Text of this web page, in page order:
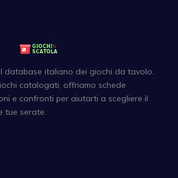
database italiano dei giochi da tavolo.
catalogati, offriamo schede
e confronti per aiutarti a scegliere il
tue serate.